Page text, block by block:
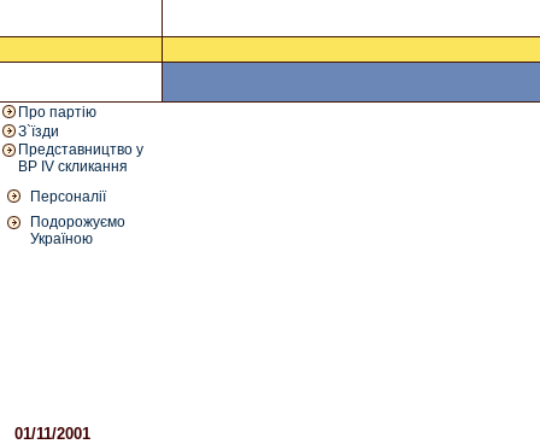
Про партію
З`їзди
Представництво у
ВР IV скликання
Персоналії
Подорожуємо
Україною
01/11/2001